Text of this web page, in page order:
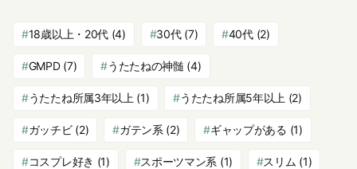
18歳以上・20代 (4) 30代(7) 40代(2)
GMPD(7) うたたねの神髄 (4)
うたたね所属3年以上 (1) うたたね所属5年以上 (2)
ガッチビ(2) ガテン系 (2) ギャップがある (1)
コスプレ好き (1) スポーツマン系 (1) スリム (1)